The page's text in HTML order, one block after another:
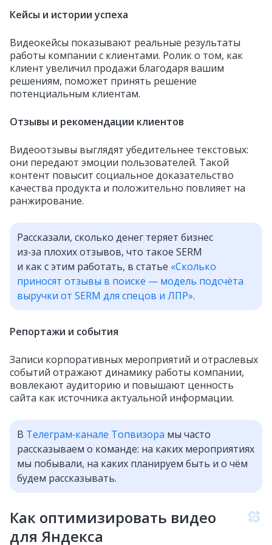
Кейсы и истории успеха
Видеокейсы показывают реальные результаты
работы компании с клиентами. Ролик о том, как
клиент увеличил продажи благодаря вашим
решениям, поможет принять решение
потенциальным клиентам.
Отзывы и рекомендации клиентов
Видеоотзывы выглядят убедительнее текстовых:
они передают эмоции пользователей. Такой
контент повысит социальное доказательство
качества продукта и положительно повлияет на
ранжирование.
Рассказали, сколько денег теряет бизнес
из‑за плохих отзывов, что такое SERM
и как с этим работать, в статье «Сколько
приносят отзывы в поиске — модель подсчёта
выручки от SERM для спецов и ЛПР».
Репортажи и события
Записи корпоративных мероприятий и отраслевых
событий отражают динамику работы компании,
вовлекают аудиторию и повышают ценность
сайта как источника актуальной информации.
В Телеграм‑канале Топвизора мы часто
рассказываем о команде: на каких мероприятиях
мы побывали, на каких планируем быть и о чём
будем рассказывать.
Как оптимизировать видео
для Яндекса